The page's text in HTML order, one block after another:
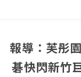
報導：芙彤
碁快閃新竹